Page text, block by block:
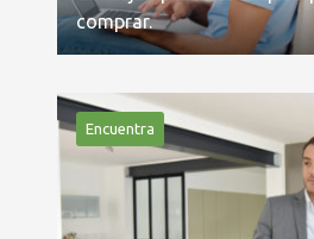
comprar.
Encuentra